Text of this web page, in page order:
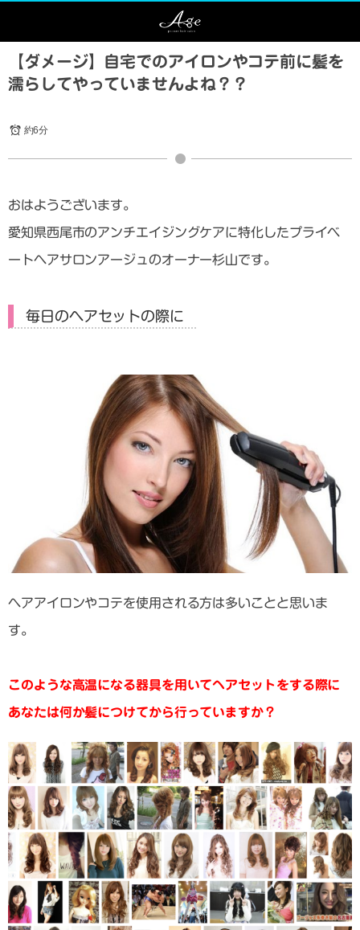
【ダメージ】自宅でのアイロンやコテ前に髪を
濡らしてやっていませんよね？？
約6分
おはようございます。
愛知県西尾市のアンチエイジングケアに特化したプライベ
ートヘアサロンアージュのオーナー杉山です。
毎日のヘアセットの際に
ヘアアイロンやコテを使用される方は多いことと思いま
す。
このような高温になる器具を用いてヘアセットをする際に
あなたは何か髪につけてから行っていますか？